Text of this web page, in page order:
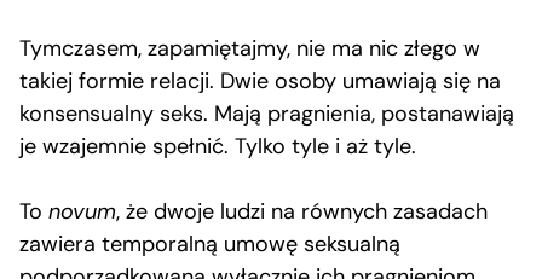
Tymczasem, zapamiętajmy, nie ma nic złego w
takiej formie relacji. Dwie osoby umawiają się na
konsensualny seks. Mają pragnienia, postanawiają
je wzajemnie spełnić. Tylko tyle i aż tyle.
To novum, że dwoje ludzi na równych zasadach
zawiera temporalną umowę seksualną